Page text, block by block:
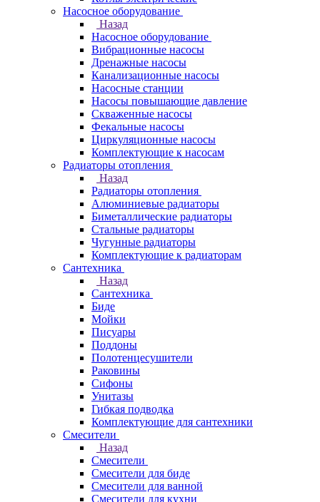
Насосное оборудование
Назад
Насосное оборудование
Вибрационные насосы
Дренажные насосы
Канализационные насосы
Насосные станции
Насосы повышающие давление
Скваженные насосы
Фекальные насосы
Циркуляционные насосы
Комплектующие к насосам
Радиаторы отопления
Назад
Радиаторы отопления
Алюминиевые радиаторы
Биметаллические радиаторы
Стальные радиаторы
Чугунные радиаторы
Комплектующие к радиаторам
Сантехника
Назад
Сантехника
Биде
Мойки
Писуары
Поддоны
Полотенцесушители
Раковины
Сифоны
Унитазы
Гибкая подводка
Комплектующие для сантехники
Смесители
Назад
Смесители
Смесители для биде
Смесители для ванной
Смесители для кухни